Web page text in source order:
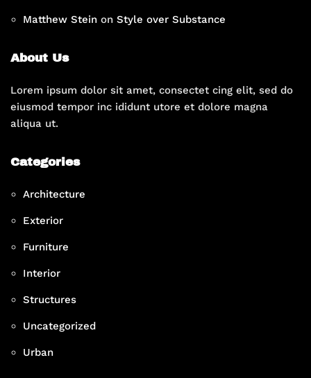
Matthew Stein on Style over Substance
About Us
Lorem ipsum dolor sit amet, consectet cing elit, sed do
eiusmod tempor inc ididunt utore et dolore magna
aliqua ut.
Categories
Architecture
Exterior
Furniture
Interior
Structures
Uncategorized
Urban